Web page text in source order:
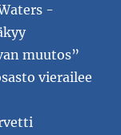
-
muutos”
vierailee